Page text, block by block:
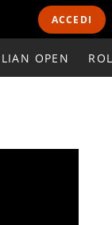
ACCEDI
OPEN